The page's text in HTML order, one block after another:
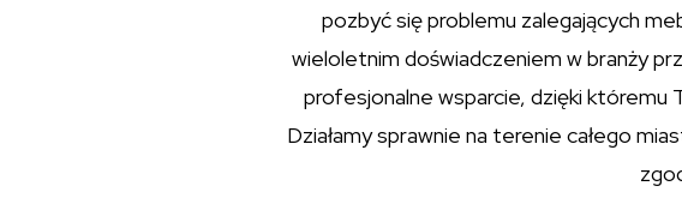
pozbyć się problemu zalegających
wieloletnim doświadczeniem w branży
profesjonalne wsparcie, dzięki któremu
Działamy sprawnie na terenie całego